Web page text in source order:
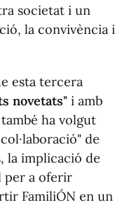
societat i un
la convivència i
esta tercera
novetats" i amb
ha volgut
de
la implicació de
per a oferir
FamiliÓN en un